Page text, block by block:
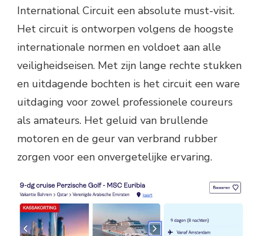
International Circuit een absolute must-visit.
Het circuit is ontworpen volgens de hoogste
internationale normen en voldoet aan alle
veiligheidseisen. Met zijn lange rechte stukken
en uitdagende bochten is het circuit een ware
uitdaging voor zowel professionele coureurs
als amateurs. Het geluid van brullende
motoren en de geur van verbrand rubber
zorgen voor een onvergetelijke ervaring.